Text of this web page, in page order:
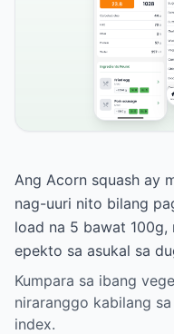
Ang Acorn squash ay
nag-uuri nito bilang
load na 5 bawat
epekto sa asukal sa
Kumpara sa ibang
niraranggo kabilang
index.